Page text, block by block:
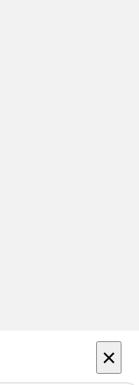
×